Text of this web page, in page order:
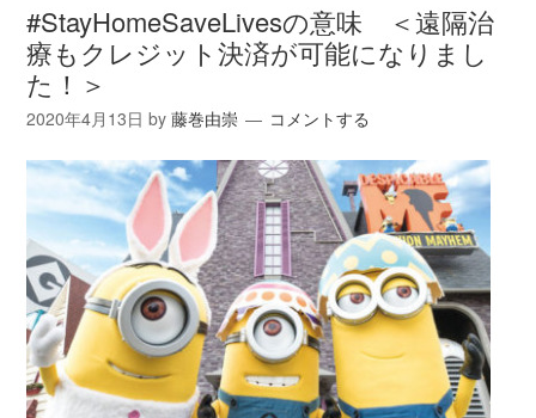
#StayHomeSaveLivesの意味 ＜遠隔治
療もクレジット決済が可能になりまし
た！＞
2020年4月13日 by藤巻由崇 コメントする